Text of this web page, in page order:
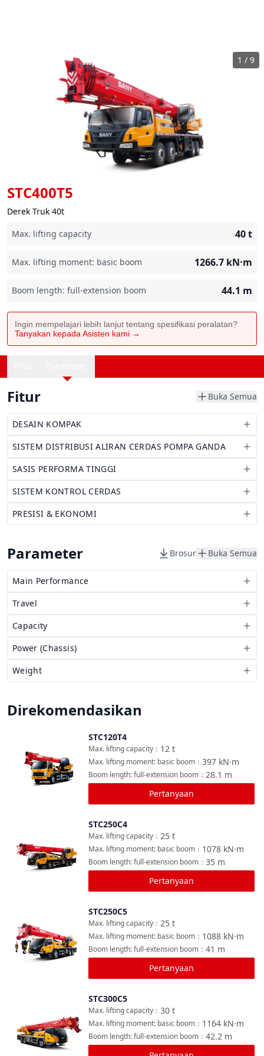
STC400T5
Derek Truk 40t
Max. lifting capacity
40t
Max. lifting moment: basic boom 1266.7 kN·m
Boom length: full-extension boom 44.1 m
Ingin mempelajari lebih lanjut tentang spesifikasi peralatan?
Tanyakan kepada Asisten kami →
1 / 9
Fitur Buka Semua
DESAIN KOMPAK
SISTEM DISTRIBUSI ALIRAN CERDAS POMPA GANDA
SASIS PERFORMA TINGGI
SISTEM KONTROL CERDAS
PRESISI & EKONOMI
Parameter Brosur Buka Semua
Main Performance
Travel
Capacity
Power (Chassis)
Weight
Direkomendasikan
STC120T4
12 t
Max. lifting capacity ：
397 kN·m
Max. lifting moment: basic boom ：
28.1 m
Boom length: full-extension boom ：
Pertanyaan
STC250C4
25 t
Max. lifting capacity ：
1078 kN·m
Max. lifting moment: basic boom ：
35 m
Boom length: full-extension boom ：
Pertanyaan
STC250C5
25 t
Max. lifting capacity ：
1088 kN·m
Max. lifting moment: basic boom ：
41 m
Boom length: full-extension boom ：
Pertanyaan
STC300C5
30 t
Max. lifting capacity ：
1164 kN·m
Max. lifting moment: basic boom ：
42.2 m
Boom length: full-extension boom ：